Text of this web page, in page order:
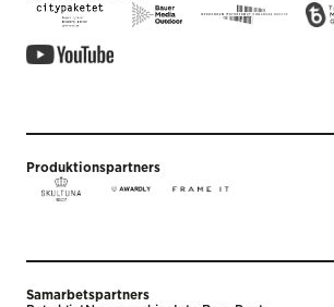
Produktionspartners
Samarbetspartners